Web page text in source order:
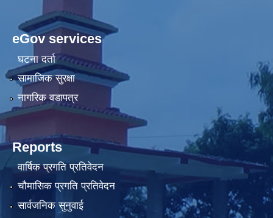
eGov services
घटना दर्ता
सामाजिक सुरक्षा
नागरिक वडापत्र
Reports
वार्षिक प्रगति प्रतिवेदन
चौमासिक प्रगति प्रतिवेदन
सार्वजनिक सुनुवाई